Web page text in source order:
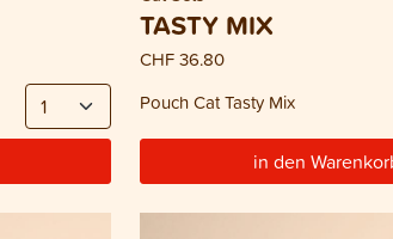
TASTY MIX
CHF 36.80
Pouch Cat Tasty Mix
in den